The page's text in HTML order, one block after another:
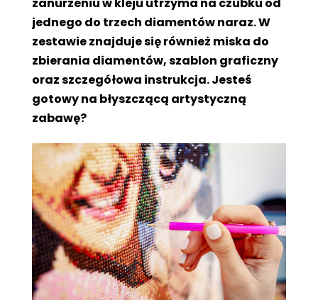
zanurzeniu w kleju utrzyma na czubku od
jednego do trzech diamentów naraz. W
zestawie znajduje się również miska do
zbierania diamentów, szablon graficzny
oraz szczegółowa instrukcja. Jesteś
gotowy na błyszczącą artystyczną
zabawę?